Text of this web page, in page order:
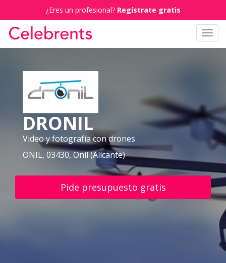
¿Eres un profesional? Regístrate gratis
DRONIL
Video y fotografía con drones
ONIL, 03430, Onil (Alicante)
Pide presupuesto gratis